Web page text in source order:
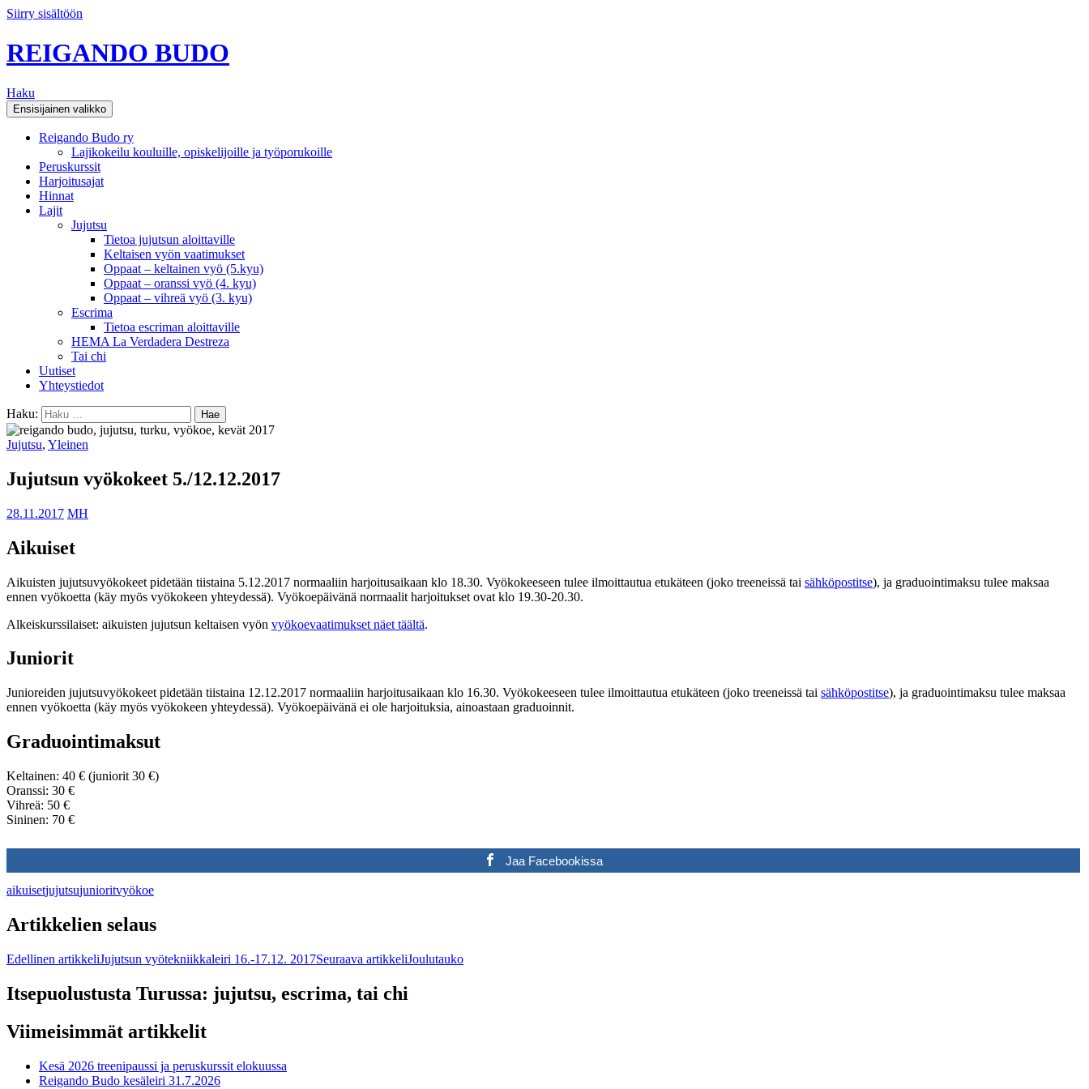
Siirry sisältöön
REIGANDO BUDO
Haku
Ensisijainen valikko
Reigando Budo ry
Lajikokeilu kouluille, opiskelijoille ja työporukoille
Peruskurssit
Harjoitusajat
Hinnat
Lajit
Jujutsu
Tietoa jujutsun aloittaville
Keltaisen vyön vaatimukset
Oppaat – keltainen vyö (5.kyu)
Oppaat – oranssi vyö (4. kyu)
Oppaat – vihreä vyö (3. kyu)
Escrima
Tietoa escriman aloittaville
HEMA La Verdadera Destreza
Tai chi
Uutiset
Yhteystiedot
Haku:
Jujutsu, Yleinen
Jujutsun vyökokeet 5./12.12.2017
28.11.2017 MH
Aikuiset
Aikuisten jujutsuvyökokeet pidetään tiistaina 5.12.2017 normaaliin harjoitusaikaan klo 18.30. Vyökokeeseen tulee ilmoittautua etukäteen (joko treeneissä tai sähköpostitse), ja graduointimaksu tulee maksaa
ennen vyökoetta (käy myös vyökokeen yhteydessä). Vyökoepäivänä normaalit harjoitukset ovat klo 19.30-20.30.
Alkeiskurssilaiset: aikuisten jujutsun keltaisen vyön vyökoevaatimukset näet täältä.
Juniorit
Junioreiden jujutsuvyökokeet pidetään tiistaina 12.12.2017 normaaliin harjoitusaikaan klo 16.30. Vyökokeeseen tulee ilmoittautua etukäteen (joko treeneissä tai sähköpostitse), ja graduointimaksu tulee maksaa
ennen vyökoetta (käy myös vyökokeen yhteydessä). Vyökoepäivänä ei ole harjoituksia, ainoastaan graduoinnit.
Graduointimaksut
Keltainen: 40 € (juniorit 30 €)
Oranssi: 30 €
Vihreä: 50 €
Sininen: 70 €
Jaa Facebookissa
aikuisetjujutsujunioritvyökoe
Artikkelien selaus
Edellinen artikkeliJujutsun vyötekniikkaleiri 16.-17.12. 2017Seuraava artikkeliJoulutauko
Itsepuolustusta Turussa: jujutsu, escrima, tai chi
Viimeisimmät artikkelit
Kesä 2026 treenipaussi ja peruskurssit elokuussa
Reigando Budo kesäleiri 31.7.2026